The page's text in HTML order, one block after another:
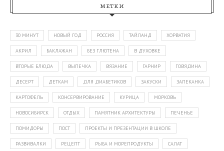
МЕТКИ
30 МИНУТ НОВЫЙ ГОД РОССИЯ ТАЙЛАНД ХОРВАТИЯ
АКРИЛ БАКЛАЖАН БЕЗ ГЛЮТЕНА В ДУХОВКЕ
ВТОРЫЕ БЛЮДА ВЫПЕЧКА ВЯЗАНИЕ ГАРНИР ГОВЯДИНА
ДЕСЕРТ ДЕТКАМ ДЛЯ ДИАБЕТИКОВ ЗАКУСКИ ЗАПЕКАНКА
КАРТОФЕЛЬ КОНСЕРВИРОВАНИЕ КУРИЦА МОРКОВЬ
НОВОСИБИРСК ОТДЫХ ПАМЯТНИК АРХИТЕКТУРЫ ПЕЧЕНЬЕ
ПОМИДОРЫ ПОСТ ПРОЕКТЫ И ПРЕЗЕНТАЦИИ В ШКОЛЕ
РАЗВИВАЛКИ РЕЦЕПТ РЫБА И МОРЕПРОДУКТЫ САЛАТ